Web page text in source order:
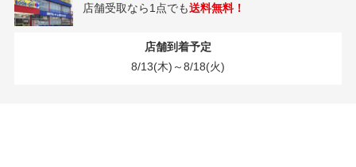
店舗受取なら1点でも送料無料！
店舗到着予定
8/13(木)～8/18(火)